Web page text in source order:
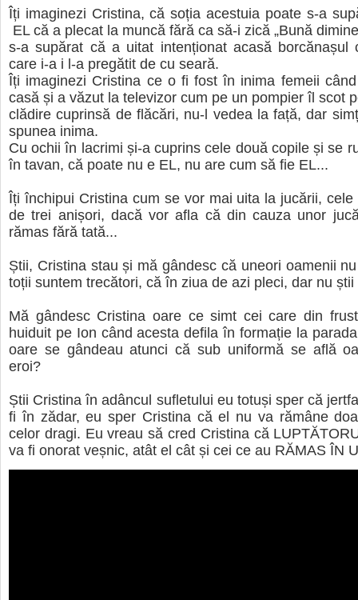
Îți imaginezi Cristina, că soția acestuia poate s-a
EL că a plecat la muncă fără ca să-i zică „Bună
s-a supărat că a uitat intenționat acasă borcănașul
care i-a i l-a pregătit de cu seară.
Îți imaginezi Cristina ce o fi fost în inima femeii
casă și a văzut la televizor cum pe un pompier îl scot
clădire cuprinsă de flăcări, nu-l vedea la față, dar
spunea inima.
Cu ochii în lacrimi și-a cuprins cele două copile și se
în tavan, că poate nu e EL, nu are cum să fie EL...
Îți închipui Cristina cum se vor mai uita la jucării, cele
de trei anișori, dacă vor afla că din cauza unor
rămas fără tată...
Știi, Cristina stau și mă gândesc că uneori oamenii
toții suntem trecători, că în ziua de azi pleci, dar nu știi
Mă gândesc Cristina oare ce simt cei care din
huiduit pe Ion când acesta defila în formație la
oare se gândeau atunci că sub uniformă se află
eroi?
Știi Cristina în adâncul sufletului eu totuși sper că
fi în zădar, eu sper Cristina că el nu va rămâne
celor dragi. Eu vreau să cred Cristina că
va fi onorat veșnic, atât el cât și cei ce au RĂMAS ÎN